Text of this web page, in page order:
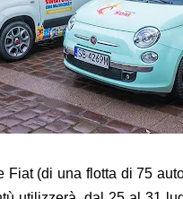
Fiat (di una flotta di 75